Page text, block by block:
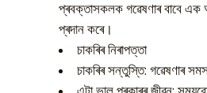
প্ৰবক্তাসকলক গৱেষণাৰ বাবে
প্ৰদান কৰে।
চাকৰিৰ নিৰাপত্তা
চাকৰিৰ সন্তুস্তি: গৱেষণাৰ